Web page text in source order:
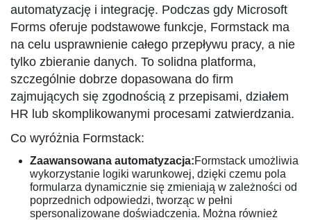
automatyzację i integrację. Podczas gdy Microsoft
Forms oferuje podstawowe funkcje, Formstack ma
na celu usprawnienie całego przepływu pracy, a nie
tylko zbieranie danych. To solidna platforma,
szczególnie dobrze dopasowana do firm
zajmujących się zgodnością z przepisami, działem
HR lub skomplikowanymi procesami zatwierdzania.
Co wyróżnia Formstack:
Zaawansowana automatyzacja:Formstack umożliwia
wykorzystanie logiki warunkowej, dzięki czemu pola
formularza dynamicznie się zmieniają w zależności od
poprzednich odpowiedzi, tworząc w pełni
spersonalizowane doświadczenia. Można również